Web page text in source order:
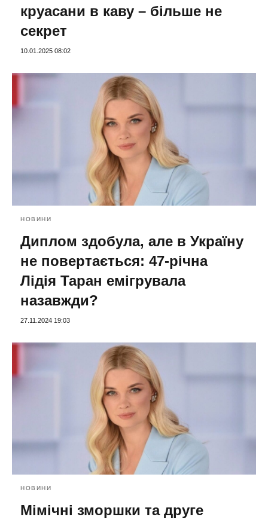
круасани в каву – більше не
секрет
10.01.2025 08:02
НОВИНИ
Диплом здобула, але в Україну
не повертається: 47-річна
Лідія Таран емігрувала
назавжди?
27.11.2024 19:03
НОВИНИ
Мімічні зморшки та друге